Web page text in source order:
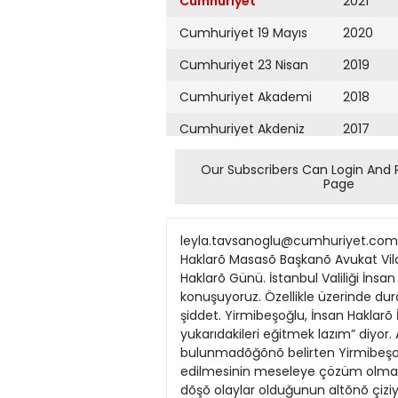
Cumhuriyet 19 Mayıs
Cumhuriyet 23 Nisan
Cumhuriyet Akademi
Cumhuriyet Akdeniz
Cumhuriyet Alışveriş
Cumhuriyet Ankara
Cumhuriyet Büyük
Taaruz
Cumhuriyet
Cumartesi
Cumhuriyet Çevre
2020
2019
2018
2017
2016
2015
2013
2012
2011
2010
2009
Our Subscribers Can Login And
Page
leyla.tavsanoglu@cumhuriyet.com.tr SAYFA CUMHURİYET 7 ARALIK 2008 PAZAR 12 PAZAR KONUĞU CMYB C M Y B İstanbul Valiliği İl İnsan Haklarõ Masasõ Başkanõ Avukat Vildan Yirmibeşoğlu polise verdikleri eğitimi anlattõ: Asõl en tepedekiler eğitilmeli 10 Aralõk Dünya İnsan Haklarõ Günü. İstanbul Valiliği İnsan Haklarõ İl Masasõ Başkanõ avukat Vildan Yirmibeşoğlu’yla Türk insanõnõn haklarõ vaziyetini konuşuyoruz. Özellikle üzerinde durduğumuz noktalar güvenlik güçlerinin vatandaşa karşõ kötü muamelesi ve kadõnlara uygulanan şiddet. Yirmibeşoğlu, İnsan Haklarõ İl Masasõ olarak güvenlik güçlerinin alt birimlerine insan haklarõ eğitimi verdiklerini anlatõrken “Esas yukarıdakileri eğitmek lazım” diyor. Avrupa İnsan Haklarõ Mahkemesi’nde (AİHM) Türkiye’nin şimdiye kadar bu konularda suçlu bulunmadõğõnõ belirten Yirmibeşoğlu, “Hep dostane çözümlerle olayların üzeri örtüldü” diye anlatõyor. Ama olaylarõn örtbas edilmesinin meseleye çözüm olmadõğõna işaret ediyor. Kadõna yönelik şiddet uygulamasõ, töre ve namus cinayetlerinin de insanlõk dõşõ olaylar olduğunun altõnõ çiziyor. - İnsan Hakları İl Masası’nın faaliyetleri neler? V.Y. - Masaya çeşitli başvurular, şikâyetler geliyor. Biz sadece bunlarla ilgili olarak çalõşmõyoruz. Basõnda çõkan insan haklarõ ihlalleriyle ilgili haberler de bizim çalõşmalarõmõzõn bir parçasõ oluyor. İnsan Haklarõ İl Kurulu’nun yönetmeliğinde şu deniliyor: “Amaç insan haklarının korunmasını sağlamak, ihlallerini önlemek, kamuoyunda da bu anlayışın yerleşmesi için çalışmalar yapmaktır.” Bu sadece genel bir insan haklarõ çalõşmasõ değil. Ağõrlõklõ olarak kamunun eksik bõraktõğõ yerleri doldurup ağõrlõklõ olarak kamu görevlileri üzerinde çalõşma yapmaktõr. Ama bu sadece kamu görevlileriyle sõnõrlõ da değil. Örneğin özel bir çalõşma yerinde ya da özel bir hastanede de insan haklarõ ihlalleri olabilir. Hangi alanda hak ihlaline yönelik bir konu varsa İnsan Haklarõ İl Masasõ o konularla ilgili bilgi, belge toplar. Ayda bir İnsan Haklarõ İl Kurulu toplantõsõ yapõlõr. Bu kurulun başkanõ vali yardõmcõlarõndan birisidir. Bu toplantõya 27 kişi katõlõr. Bu 27 kişinin ikisi vali yardõmcõsõ ve kamu hukukçusu olarak benim. Üyelerin geri yanõ sivil toplum kuruluşlarõ üyeleri, akademisyenlerdir. Bu çerçevede pek çok eğitim verdik. Eğitim çalõşmalarõnõn bir bölümü okullarda öğretmenler ve müdürlere yönelikti. Bunun dõşõnda çeşitli konferanslar ve panellerle genele yönelik çalõşmalarõmõz oldu. Bunun yanõnda kaymakamlara, ilçe emniyet müdürlerine, vali yardõmcõlarõna insan haklarõ eğitimleri verildi. İhalelerin sürmesi geri teper -